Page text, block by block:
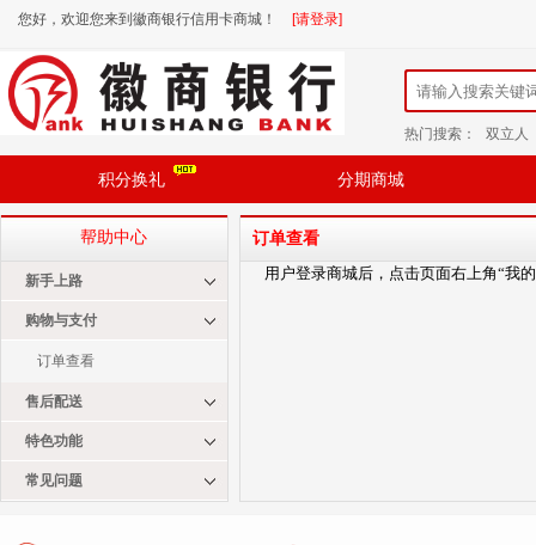
您好，欢迎您来到徽商银行信用卡商城！ [请登录]
热门搜索： 双立人
积分换礼 分期商城
帮助中心
新手上路
购物与支付
订单查看
售后配送
特色功能
常见问题
订单查看
用户登录商城后，点击页面右上角“我